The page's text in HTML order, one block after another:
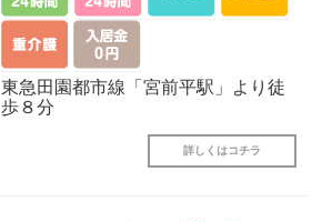
東急田園都市線「宮前平駅」より徒
歩８分
詳しくはコチラ